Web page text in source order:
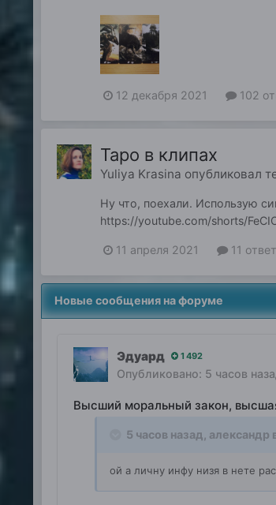
12 декабря 2021 102
Таро в клипах
Yuliya Krasina опубликовал
Ну что, поехали. Использую
https://youtube.com/shorts/
11 апреля 2021 11
Новые сообщения на форуме
Эдуард 1 492
Опубликовано: 5 часов
Высший моральный закон,
5 часов назад, александр
ой а личну инфу низя в нете